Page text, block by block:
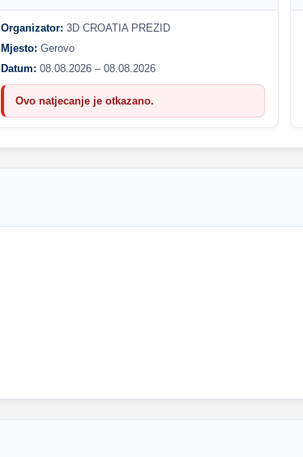
Organizator: 3D CROATIA PREZID
Mjesto: Gerovo
Datum: 08.08.2026 – 08.08.2026
Ovo natjecanje je otkazano.